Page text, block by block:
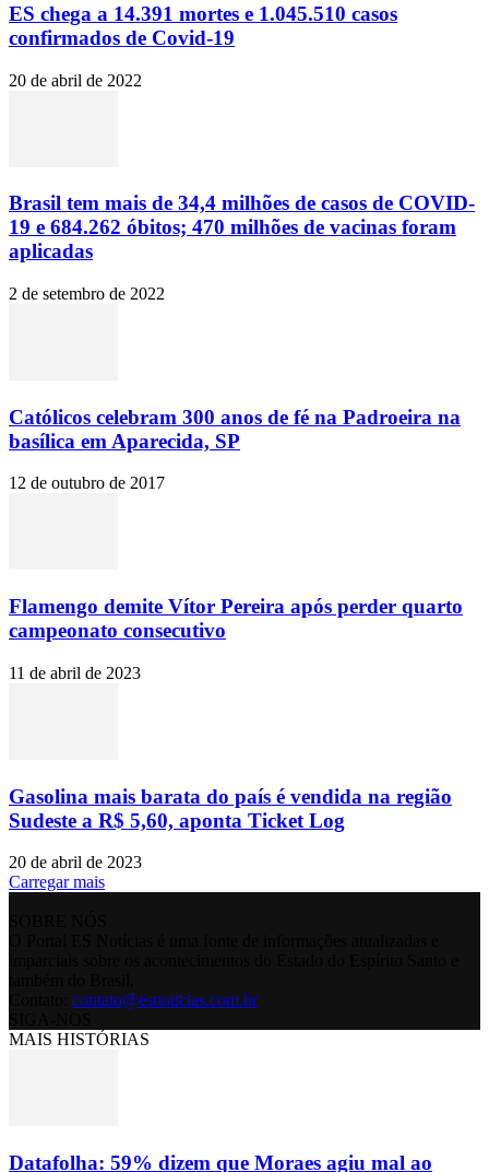
ES chega a 14.391 mortes e 1.045.510 casos
confirmados de Covid-19
20 de abril de 2022
Brasil tem mais de 34,4 milhões de casos de COVID-
19 e 684.262 óbitos; 470 milhões de vacinas foram
aplicadas
2 de setembro de 2022
Católicos celebram 300 anos de fé na Padroeira na
basílica em Aparecida, SP
12 de outubro de 2017
Flamengo demite Vítor Pereira após perder quarto
campeonato consecutivo
11 de abril de 2023
Gasolina mais barata do país é vendida na região
Sudeste a R$ 5,60, aponta Ticket Log
20 de abril de 2023
Carregar mais
contato@esnoticias.com.br
MAIS HISTÓRIAS
Datafolha: 59% dizem que Moraes agiu mal ao